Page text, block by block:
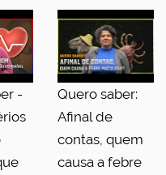
-
Quero saber:
Afinal de
contas, quem
causa a febre